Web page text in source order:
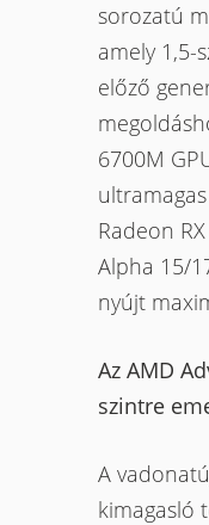
sorozatú
amely 1,5-
előző
6700M
Radeon
Alpha 15/
nyújt
Az AMD
szintre
A
kimagasló